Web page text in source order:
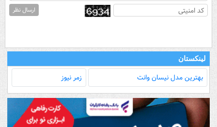
ارسال نظر
لینکستان
بهترین مدل‌ نیسان وانت زمر نیوز